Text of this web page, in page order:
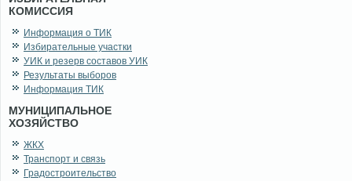
КОМИССИЯ
Информация о ТИК
Избирательные участки
УИК и резерв составов УИК
Результаты выборов
Информация ТИК
МУНИЦИПАЛЬНОЕ
ХОЗЯЙСТВО
ЖКХ
Транспорт и связь
Градостроительство